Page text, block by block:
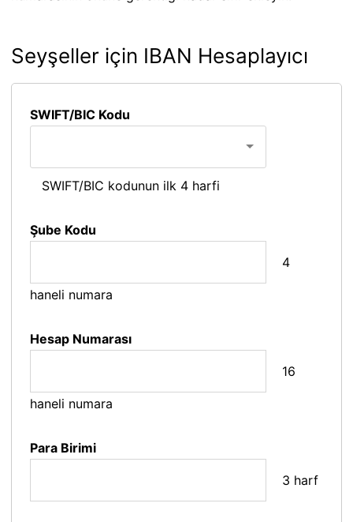
Seyşeller için IBAN Hesaplayıcı
SWIFT/BIC Kodu
SWIFT/BIC kodunun ilk 4 harfi
Şube Kodu
4
haneli numara
Hesap Numarası
16
haneli numara
Para Birimi
3 harf